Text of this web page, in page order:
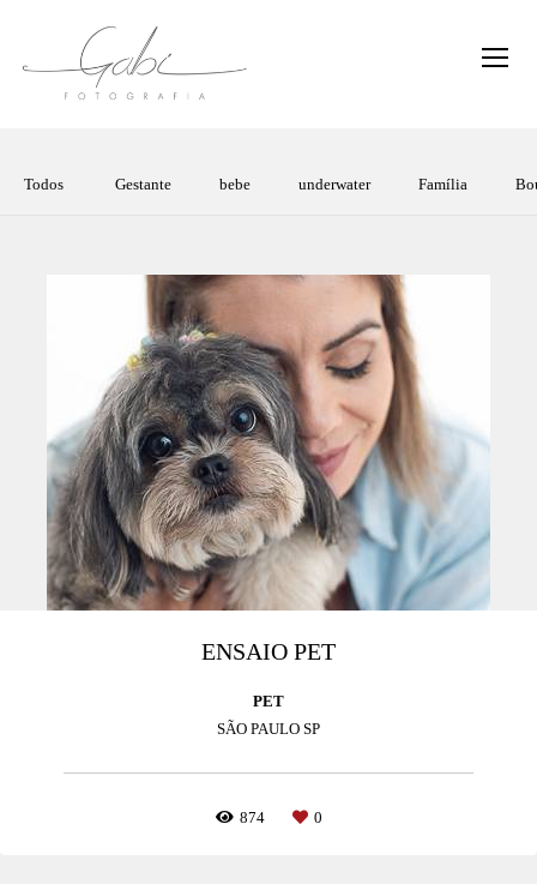
Todos Gestante bebe underwater Família
ENSAIO PET
PET
SÃO PAULO SP
874 0